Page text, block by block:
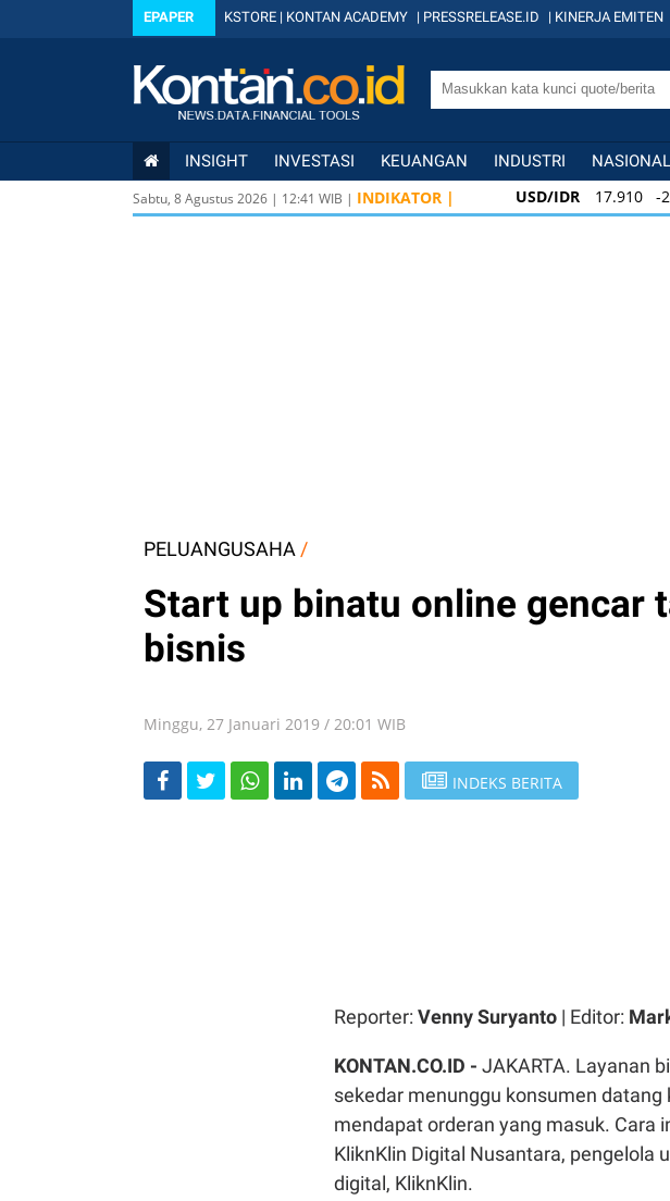
EPAPER KSTORE | KONTAN ACADEMY | PRESSRELEASE.ID | KINERJA EMITEN
INSIGHT INVESTASI KEUANGAN INDUSTRI NASIONAL
Sabtu, 8 Agustus 2026 | 12:41 WIB | INDIKATOR | USD/IDR 17.910 -
USD/IDR 17.910 -
PELUANGUSAHA /
Start up binatu online gencar
bisnis
Minggu, 27 Januari 2019 / 20:01 WIB
INDEKS BERITA
Reporter: Venny Suryanto | Editor:
KONTAN.CO.ID - JAKARTA. Layanan
sekedar menunggu konsumen datang
mendapat orderan yang masuk. Cara
KliknKlin Digital Nusantara, pengelola
digital, KliknKlin.